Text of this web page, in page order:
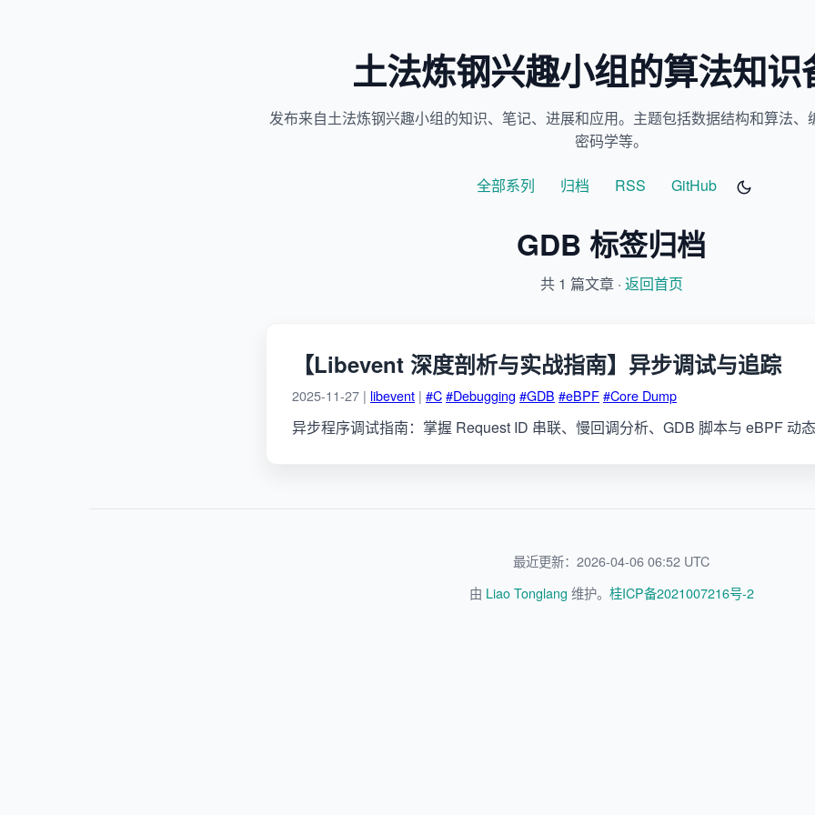
土法炼钢兴趣小组的算法知识
发布来自土法炼钢兴趣小组的知识、笔记、进展和应用。主题包括数据结构和算法、
密码学等。
全部系列 归档 RSS GitHub
GDB 标签归档
共 1 篇文章 · 返回首页
【Libevent 深度剖析与实战指南】异步调试与追踪
2025-11-27 | libevent | #C#Debugging #GDB #eBPF#Core Dump
异步程序调试指南：掌握 Request ID 串联、慢回调分析、GDB 脚本与 eBPF 动态
最近更新：2026-04-06 06:52 UTC
由 Liao Tonglang 维护。 桂ICP备2021007216号-2